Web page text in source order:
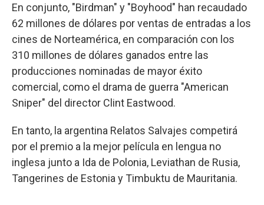
En conjunto, "Birdman" y "Boyhood" han recaudado
62 millones de dólares por ventas de entradas a los
cines de Norteamérica, en comparación con los
310 millones de dólares ganados entre las
producciones nominadas de mayor éxito
comercial, como el drama de guerra "American
Sniper" del director Clint Eastwood.
En tanto, la argentina Relatos Salvajes competirá
por el premio a la mejor película en lengua no
inglesa junto a Ida de Polonia, Leviathan de Rusia,
Tangerines de Estonia y Timbuktu de Mauritania.